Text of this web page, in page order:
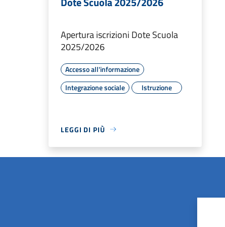
Apertura iscrizioni Dote Scuola
2025/2026
Accesso all'informazione
Integrazione sociale
Istruzione
LEGGI DI PIÙ